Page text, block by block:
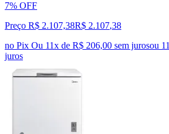
7% OFF
Preço R$ 2.107,38R$ 2.107,38
no Pix Ou 11x de R$ 206,00 sem jurosou 11
juros